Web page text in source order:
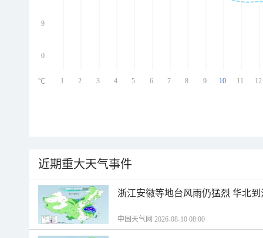
9
0
1 2 3 4 5 6 7 8 9 10 11 12
℃
近期重大天气事件
浙江安徽等地台风雨仍猛烈 华北
中国天气网 2026-08-10 08:00